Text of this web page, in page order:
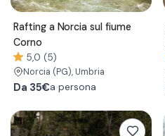
Rafting a Norcia sul fiume
Corno
5,0 (5)
Norcia (PG), Umbria
Da 35€a persona